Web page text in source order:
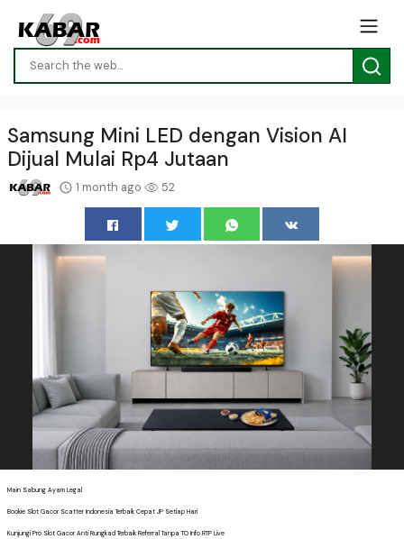
Samsung Mini LED dengan Vision AI
Dijual Mulai Rp4 Jutaan
1 month ago 52
Main Sabung Ayam Legal
Bookie Slot Gacor Scatter Indonesia Terbaik Cepat JP Setiap Hari
Kunjungi Pro Slot Gacor Anti Rungkad Terbaik Referral Tanpa TO Info RTP Live